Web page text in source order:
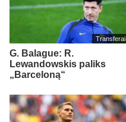
Transferai
G. Balague: R.
Lewandowskis paliks
„Barceloną“